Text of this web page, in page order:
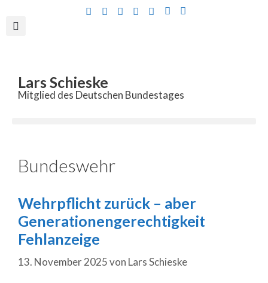
Lars Schieske
Mitglied des Deutschen Bundestages
Bundeswehr
Wehrpflicht zurück – aber
Generationengerechtigkeit
Fehlanzeige
13. November 2025von Lars Schieske